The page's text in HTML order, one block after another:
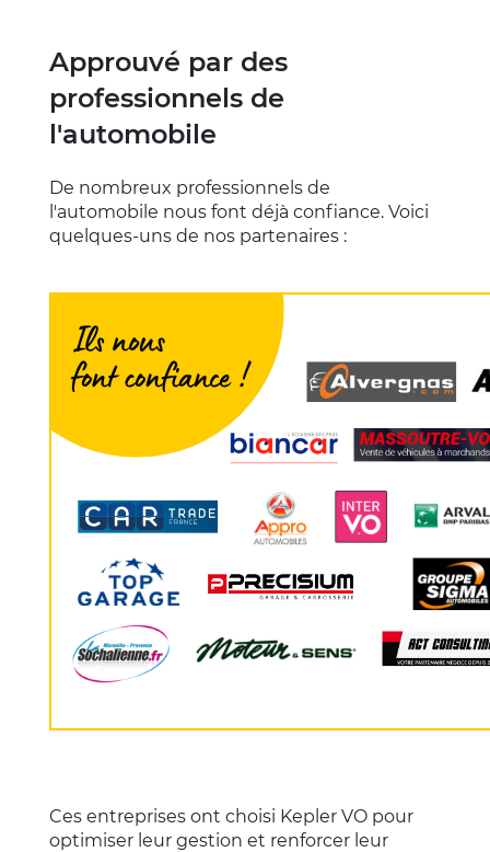
Approuvé par des
professionnels de
l'automobile
De nombreux professionnels de
l'automobile nous font déjà confiance. Voici
quelques-uns de nos partenaires :
Ces entreprises ont choisi Kepler VO pour
optimiser leur gestion et renforcer leur